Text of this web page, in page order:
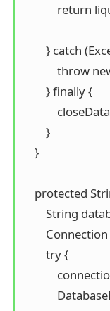
return
} catch
        } finally {
        }
    }
protected
String
        try {